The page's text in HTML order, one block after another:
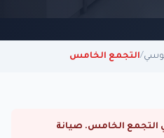
/التجمع الخامس
الخامس. صيانة